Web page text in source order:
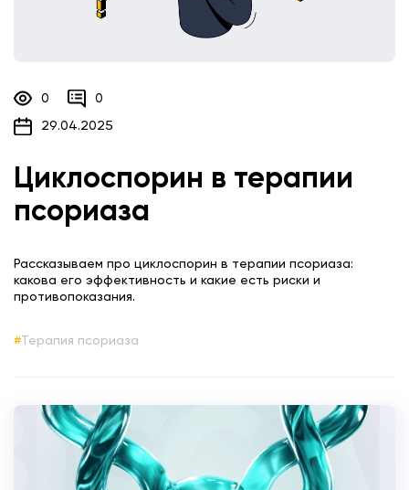
0 0
29.04.2025
Циклоспорин в терапии
псориаза
Рассказываем про циклоспорин в терапии псориаза:
какова его эффективность и какие есть риски и
противопоказания.
Терапия псориаза